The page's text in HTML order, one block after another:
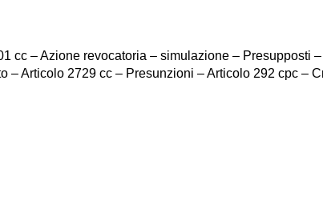
cc – Azione revocatoria – simulazione – Presupposti
Articolo 2729 cc – Presunzioni – Articolo 292 cpc –